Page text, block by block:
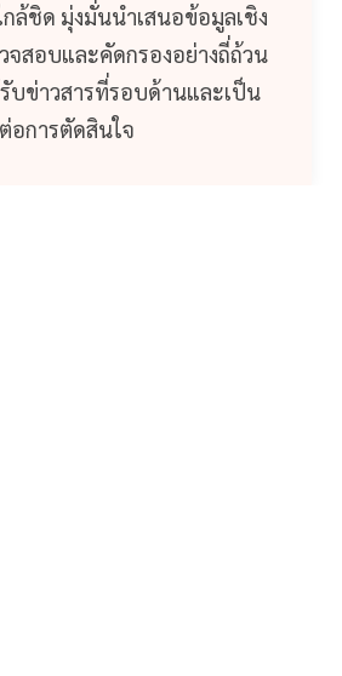
ล้ชิด มุ่งมั่นนำเสนอข้อมูลเชิง
จสอบและคัดกรองอย่างถี่ถ้วน
บข่าวสารที่รอบด้านและเป็น
อการตัดสินใจ